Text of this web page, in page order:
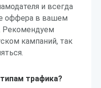
и всегда
оффера в вашем
Рекомендуем
кампаний, так
трафика?